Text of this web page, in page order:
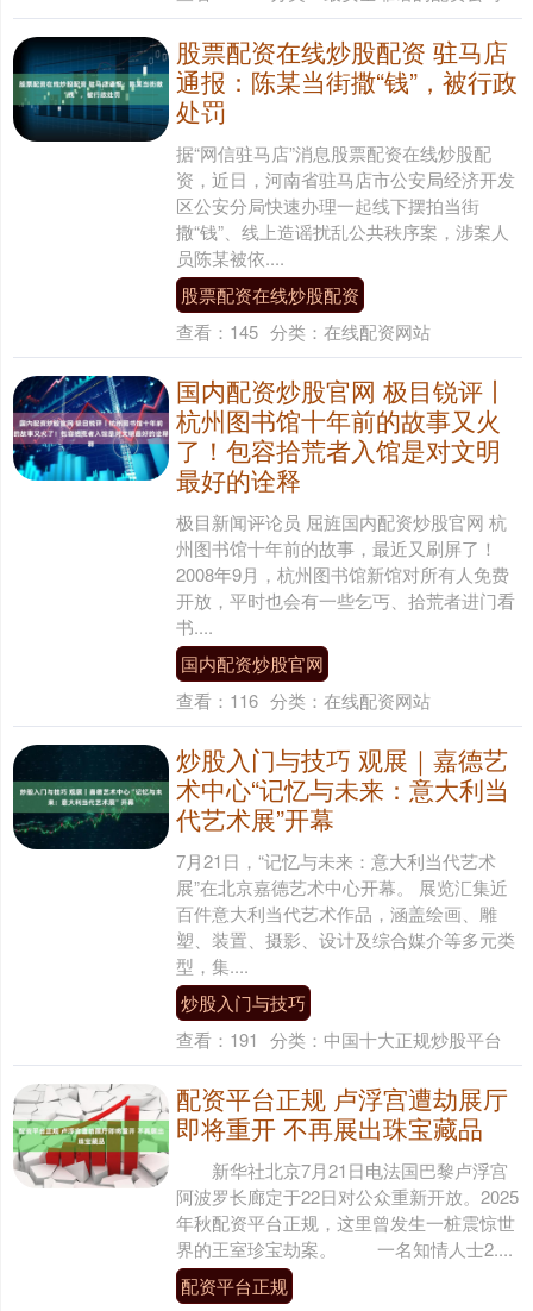
股票配资在线炒股配资 驻马店
通报：陈某当街撒“钱”，被行政
处罚
据“网信驻马店”消息股票配资在线炒股配
资，近日，河南省驻马店市公安局经济开发
区公安分局快速办理一起线下摆拍当街
撒“钱”、线上造谣扰乱公共秩序案，涉案人
员陈某被依....
股票配资在线炒股配资
查看： 145 分类： 在线配资网站
国内配资炒股官网 极目锐评丨
杭州图书馆十年前的故事又火
了！包容拾荒者入馆是对文明
最好的诠释
极目新闻评论员 屈旌国内配资炒股官网 杭
州图书馆十年前的故事，最近又刷屏了！
2008年9月，杭州图书馆新馆对所有人免费
开放，平时也会有一些乞丐、拾荒者进门看
书....
国内配资炒股官网
查看： 116 分类： 在线配资网站
炒股入门与技巧 观展｜嘉德艺
术中心“记忆与未来：意大利当
代艺术展”开幕
7月21日，“记忆与未来：意大利当代艺术
展”在北京嘉德艺术中心开幕。 展览汇集近
百件意大利当代艺术作品，涵盖绘画、雕
塑、装置、摄影、设计及综合媒介等多元类
型，集....
炒股入门与技巧
查看： 191 分类： 中国十大正规炒股平台
配资平台正规 卢浮宫遭劫展厅
即将重开 不再展出珠宝藏品
新华社北京7月21日电法国巴黎卢浮宫
阿波罗长廊定于22日对公众重新开放。2025
年秋配资平台正规，这里曾发生一桩震惊世
界的王室珍宝劫案。 一名知情人士2....
配资平台正规